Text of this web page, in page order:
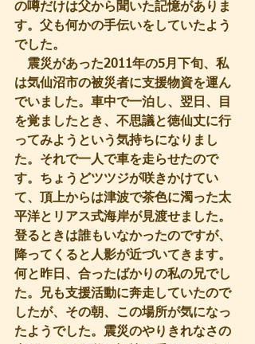
の噂だけは父から聞いた記憶がありま
す。父も何かの手伝いをしていたよう
でした。
震災があった2011年の5月下旬、私
は気仙沼市の被災者に支援物資を運ん
でいました。車中で一泊し、翌日、目
を覚ましたとき、不思議と徳仙丈に行
ってみようという気持ちになりまし
た。それで一人で車を走らせたので
す。ちょうどツツジが咲きかけてい
て、頂上からは津波で茶色に濁った太
平洋とリアス式海岸が見渡せました。
登るときは誰もいなかったのですが、
降ってくると人影が近づいてきます。
何と昨日、合ったばかりの私の兄でし
た。兄も支援活動に奔走していたので
したが、その朝、この場所が気になっ
たようでした。震災のやりきれなさの